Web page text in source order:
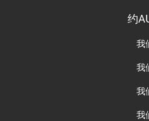
约
我
我
我
我